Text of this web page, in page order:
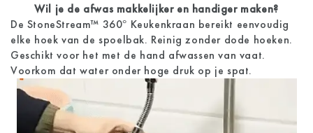
Wil je de afwas makkelijker en handiger maken?
De StoneStream™ 360° Keukenkraan bereikt eenvoudig
elke hoek van de spoelbak. Reinig zonder dode hoeken.
Geschikt voor het met de hand afwassen van vaat.
Voorkom dat water onder hoge druk op je spat.